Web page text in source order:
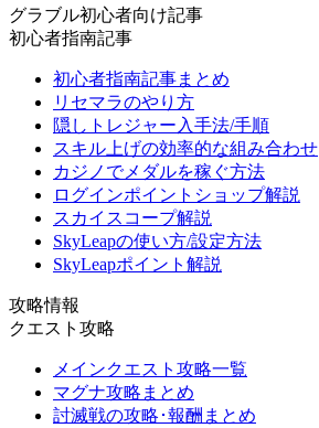
グラブル初心者向け記事
初心者指南記事
初心者指南記事まとめ
リセマラのやり方
隠しトレジャー入手法/手順
スキル上げの効率的な組み合わせ
カジノでメダルを稼ぐ方法
ログインポイントショップ解説
スカイスコープ解説
SkyLeapの使い方/設定方法
SkyLeapポイント解説
攻略情報
クエスト攻略
メインクエスト攻略一覧
マグナ攻略まとめ
討滅戦の攻略･報酬まとめ